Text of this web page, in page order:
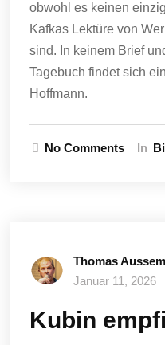
obwohl es keinen
Kafkas Lektüre von
sind. In keinem Brief
Tagebuch findet sich
Hoffmann.
No Comments In
Thomas Aussem
Januar 11, 2026
Kubin